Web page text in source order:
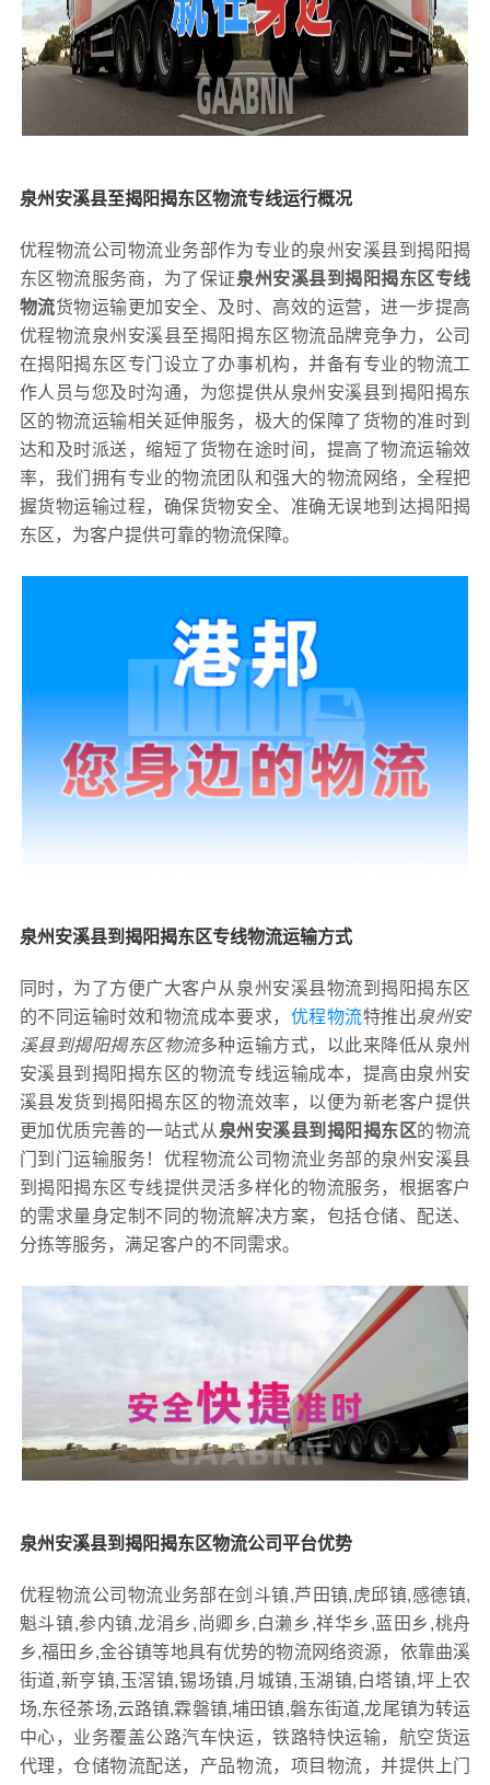
泉州安溪县至揭阳揭东区物流专线运行概况
优程物流公司物流业务部作为专业的泉州安溪县到揭阳揭
东区物流服务商，为了保证泉州安溪县到揭阳揭东区专线
物流货物运输更加安全、及时、高效的运营，进一步提高
优程物流泉州安溪县至揭阳揭东区物流品牌竞争力，公司
在揭阳揭东区专门设立了办事机构，并备有专业的物流工
作人员与您及时沟通，为您提供从泉州安溪县到揭阳揭东
区的物流运输相关延伸服务，极大的保障了货物的准时到
达和及时派送，缩短了货物在途时间，提高了物流运输效
率，我们拥有专业的物流团队和强大的物流网络，全程把
握货物运输过程，确保货物安全、准确无误地到达揭阳揭
东区，为客户提供可靠的物流保障。
泉州安溪县到揭阳揭东区专线物流运输方式
同时，为了方便广大客户从泉州安溪县物流到揭阳揭东区
的不同运输时效和物流成本要求， 优程物流特推出泉州安
溪县到揭阳揭东区物流多种运输方式，以此来降低从泉州
安溪县到揭阳揭东区的物流专线运输成本，提高由泉州安
溪县发货到揭阳揭东区的物流效率，以便为新老客户提供
更加优质完善的一站式从 泉州安溪县到揭阳揭东区的物流
门到门运输服务！优程物流公司物流业务部的泉州安溪县
到揭阳揭东区专线提供灵活多样化的物流服务，根据客户
的需求量身定制不同的物流解决方案，包括仓储、配送、
分拣等服务，满足客户的不同需求。
泉州安溪县到揭阳揭东区物流公司平台优势
优程物流公司物流业务部在剑斗镇,芦田镇,虎邱镇,感德镇,
魁斗镇,参内镇,龙涓乡,尚卿乡,白濑乡,祥华乡,蓝田乡,桃舟
乡,福田乡,金谷镇等地具有优势的物流网络资源，依靠曲溪
街道,新亨镇,玉滘镇,锡场镇,月城镇,玉湖镇,白塔镇,坪上农
场,东径茶场,云路镇,霖磐镇,埔田镇,磐东街道,龙尾镇为转运
中心，业务覆盖公路汽车快运，铁路特快运输，航空货运
代理，仓储物流配送，产品物流，项目物流，并提供上门